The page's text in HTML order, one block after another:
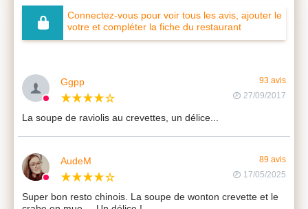
Connectez-vous pour voir tous les avis, ajouter le
votre et compléter la fiche du restaurant
Ggpp
93 avis
27/09/2017
La soupe de raviolis au crevettes, un délice...
AudeM
89 avis
17/05/2025
Super bon resto chinois. La soupe de wonton crevette et le